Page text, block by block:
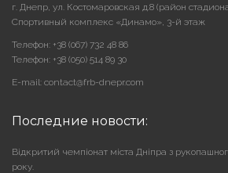
г. Днепр, ул. Костомаровская д.8 (район
Cпортивный комплекс «Динамо», 3-й этаж
Телефон: +38 (067) 732 48 86
Телефон: +38 (050) 514 89 30
E-mail: contact@frb-dnepr.com
Последние новости:
Відкритий чемпіонат міста Дніпра з
року.